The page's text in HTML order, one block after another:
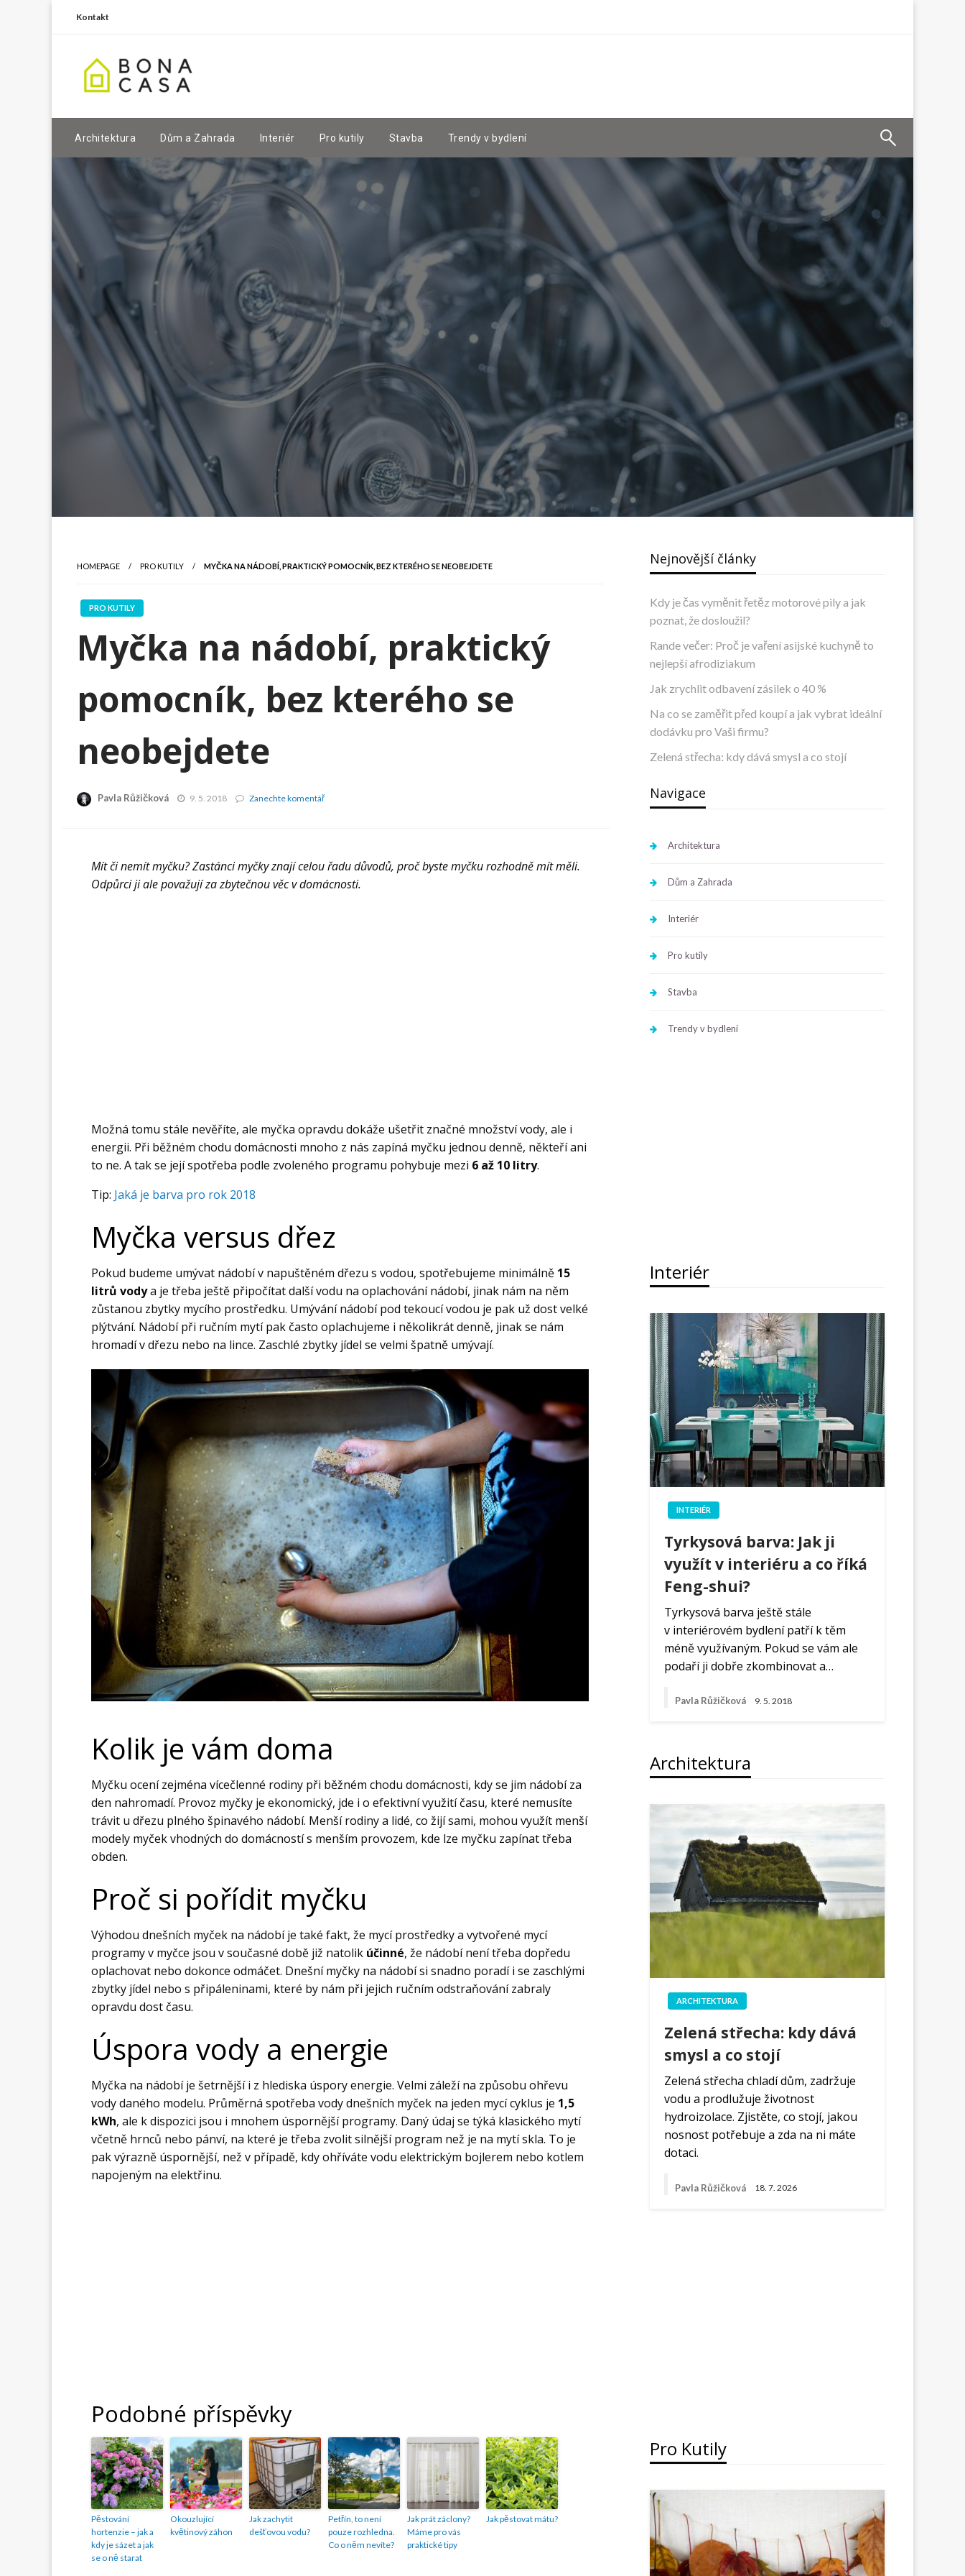
Kontakt
Architektura Dům a Zahrada Interiér Pro kutily Stavba Trendy v bydlení
HOMEPAGE PRO KUTILY MYČKA NA NÁDOBÍ, PRAKTICKÝ POMOCNÍK, BEZ KTERÉHO SE NEOBEJDETE
PRO KUTILY
Myčka na nádobí, praktický
pomocník, bez kterého se
neobejdete
Pavla Růžičková 9. 5. 2018 Zanechte komentářMyčka
bez
se
Mít či nemít myčku? Zastánci myčky znají celou řadu důvodů, proč byste myčku rozhodně mít měli.
Odpůrci ji ale považují za zbytečnou věc v domácnosti.
Možná tomu stále nevěříte, ale myčka opravdu dokáže ušetřit značné množství vody, ale i
energii. Při běžném chodu domácnosti mnoho z nás zapíná myčku jednou denně, někteří ani
to ne. A tak se její spotřeba podle zvoleného programu pohybuje mezi 6 až 10 litry.
Tip: Jaká je barva pro rok 2018
Myčka versus dřez
Pokud budeme umývat nádobí v napuštěném dřezu s vodou, spotřebujeme minimálně 15
litrů vodya je třeba ještě připočítat další vodu na oplachování nádobí, jinak nám na něm
zůstanou zbytky mycího prostředku. Umývání nádobí pod tekoucí vodou je pak už dost velké
plýtvání. Nádobí při ručním mytí pak často oplachujeme i několikrát denně, jinak se nám
hromadí v dřezu nebo na lince. Zaschlé zbytky jídel se velmi špatně umývají.
Kolik je vám doma
Myčku ocení zejména vícečlenné rodiny při běžném chodu domácnosti, kdy se jim nádobí za
den nahromadí. Provoz myčky je ekonomický, jde i o efektivní využití času, které nemusíte
trávit u dřezu plného špinavého nádobí. Menší rodiny a lidé, co žijí sami, mohou využít menší
modely myček vhodných do domácností s menším provozem, kde lze myčku zapínat třeba
obden.
Proč si pořídit myčku
Výhodou dnešních myček na nádobí je také fakt, že mycí prostředky a vytvořené mycí
programy v myčce jsou v současné době již natolik účinné, že nádobí není třeba dopředu
oplachovat nebo dokonce odmáčet. Dnešní myčky na nádobí si snadno poradí i se zaschlými
zbytky jídel nebo s připáleninami, které by nám při jejich ručním odstraňování zabraly
opravdu dost času.
Úspora vody a energie
Myčka na nádobí je šetrnější i z hlediska úspory energie. Velmi záleží na způsobu ohřevu
vody daného modelu. Průměrná spotřeba vody dnešních myček na jeden mycí cyklus je 1,5
kWh, ale k dispozici jsou i mnohem úspornější programy. Daný údaj se týká klasického mytí
včetně hrnců nebo pánví, na které je třeba zvolit silnější program než je na mytí skla. To je
pak výrazně úspornější, než v případě, kdy ohříváte vodu elektrickým bojlerem nebo kotlem
napojeným na elektřinu.
Podobné příspěvky
Pěstování
hortenzie – jak a
kdy je sázet a jak
se o ně starat
Okouzlující
květinový záhon
Jak zachytit
dešťovou vodu?
Petřín, to není
pouze rozhledna.
Co o něm nevíte?
Jak prát záclony?
Máme pro vás
praktické tipy
Jak pěstovat mátu?
Nejnovější články
Kdy je čas vyměnit řetěz motorové pily a jak
poznat, že dosloužil?
Rande večer: Proč je vaření asijské kuchyně to
nejlepší afrodiziakum
Jak zrychlit odbavení zásilek o 40 %
Na co se zaměřit před koupí a jak vybrat ideální
dodávku pro Vaši firmu?
Zelená střecha: kdy dává smysl a co stojí
Navigace
Architektura
Dům a Zahrada
Interiér
Pro kutily
Stavba
Trendy v bydlení
Interiér
INTERIÉR
Tyrkysová barva: Jak ji
využít v interiéru a co říká
Feng-shui?
Tyrkysová barva ještě stále
v interiérovém bydlení patří k těm
méně využívaným. Pokud se vám ale
podaří ji dobře zkombinovat a…
Pavla Růžičková 9. 5. 2018
Architektura
ARCHITEKTURA
Zelená střecha: kdy dává
smysl a co stojí
Zelená střecha chladí dům, zadržuje
vodu a prodlužuje životnost
hydroizolace. Zjistěte, co stojí, jakou
nosnost potřebuje a zda na ni máte
dotaci.
Pavla Růžičková 18. 7. 2026
Pro Kutily